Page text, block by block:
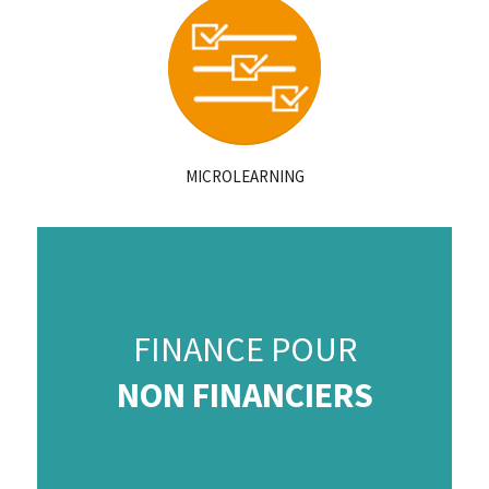
MICROLEARNING
FINANCE POUR
NON FINANCIERS